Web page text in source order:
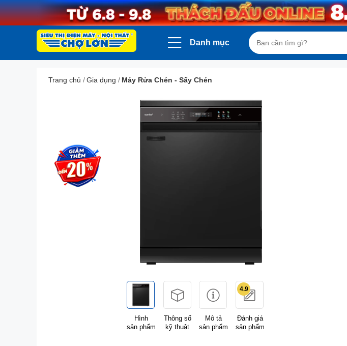
Danh mục
Trang chủ /Gia dụng / Máy Rửa Chén - Sấy Chén
Hình
sản phẩm
Thông số
kỹ thuật
Mô tả
sản phẩm
4.9
Đánh giá
sản phẩm